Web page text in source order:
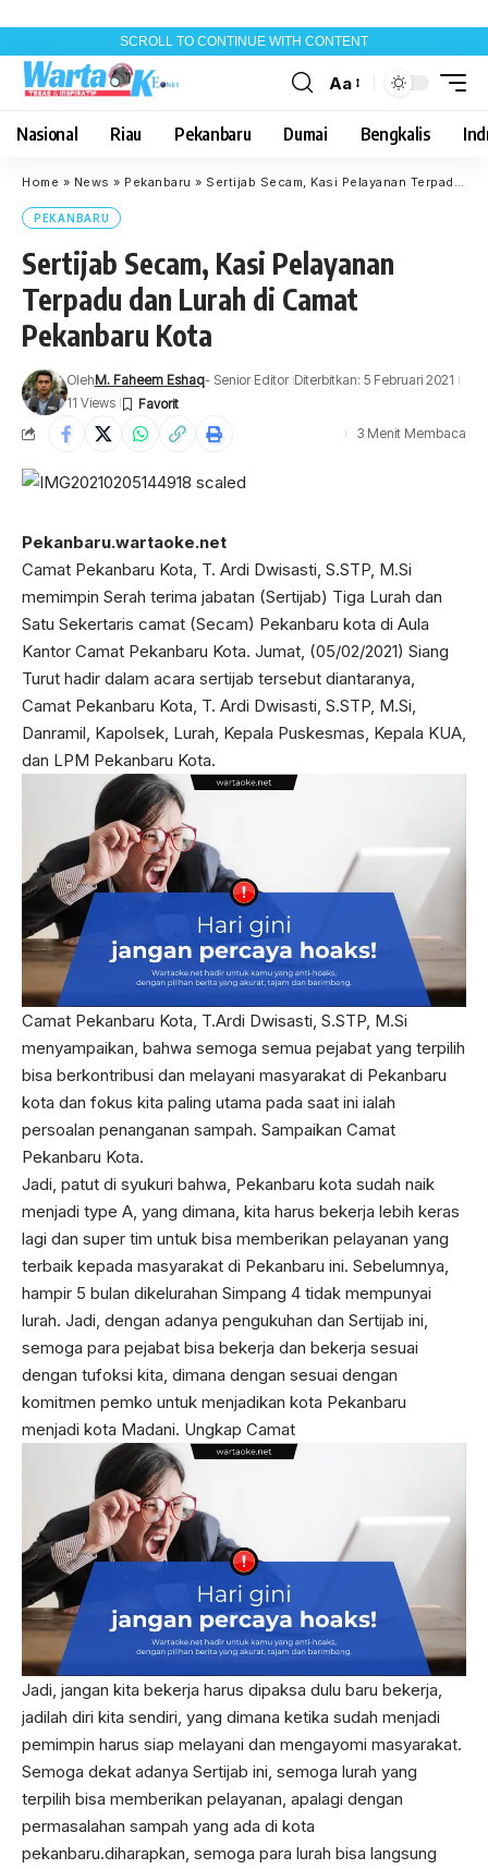
SCROLL TO CONTINUE WITH CONTENT
Font
Aa
Nasional Riau Pekanbaru Dumai Bengkalis
Home » News » Pekanbaru » Sertijab Secam, Kasi Pelayanan Terpadu dan Lurah di Camat Pekanbaru Kota
PEKANBARU
Sertijab Secam, Kasi Pelayanan
Terpadu dan Lurah di Camat
Pekanbaru Kota
OlehM. Faheem Eshaq- Senior Editor Diterbitkan: 5 Februari 2021
11 Views
3 Menit Membaca
Pekanbaru.wartaoke.net
Camat Pekanbaru Kota, T. Ardi Dwisasti, S.STP, M.Si
memimpin Serah terima jabatan (Sertijab) Tiga Lurah dan
Satu Sekertaris camat (Secam) Pekanbaru kota di Aula
Kantor Camat Pekanbaru Kota. Jumat, (05/02/2021) Siang
Turut hadir dalam acara sertijab tersebut diantaranya,
Camat Pekanbaru Kota, T. Ardi Dwisasti, S.STP, M.Si,
Danramil, Kapolsek, Lurah, Kepala Puskesmas, Kepala KUA,
dan LPM Pekanbaru Kota.
Camat Pekanbaru Kota, T.Ardi Dwisasti, S.STP, M.Si
menyampaikan, bahwa semoga semua pejabat yang terpilih
bisa berkontribusi dan melayani masyarakat di Pekanbaru
kota dan fokus kita paling utama pada saat ini ialah
persoalan penanganan sampah. Sampaikan Camat
Pekanbaru Kota.
Jadi, patut di syukuri bahwa, Pekanbaru kota sudah naik
menjadi type A, yang dimana, kita harus bekerja lebih keras
lagi dan super tim untuk bisa memberikan pelayanan yang
terbaik kepada masyarakat di Pekanbaru ini. Sebelumnya,
hampir 5 bulan dikelurahan Simpang 4 tidak mempunyai
lurah. Jadi, dengan adanya pengukuhan dan Sertijab ini,
semoga para pejabat bisa bekerja dan bekerja sesuai
dengan tufoksi kita, dimana dengan sesuai dengan
komitmen pemko untuk menjadikan kota Pekanbaru
menjadi kota Madani. Ungkap Camat
Jadi, jangan kita bekerja harus dipaksa dulu baru bekerja,
jadilah diri kita sendiri, yang dimana ketika sudah menjadi
pemimpin harus siap melayani dan mengayomi masyarakat.
Semoga dekat adanya Sertijab ini, semoga lurah yang
terpilih bisa memberikan pelayanan, apalagi dengan
permasalahan sampah yang ada di kota
pekanbaru.diharapkan, semoga para lurah bisa langsung